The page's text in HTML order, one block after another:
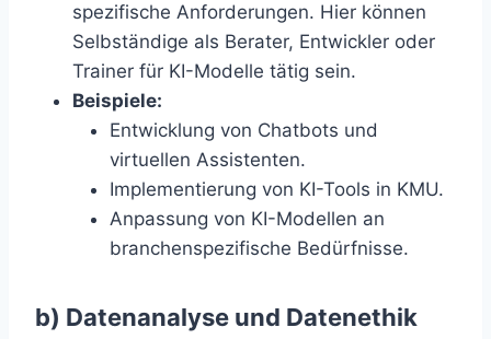
spezifische Anforderungen. Hier können
Selbständige als Berater, Entwickler oder
Trainer für KI-Modelle tätig sein.
Beispiele:
Entwicklung von Chatbots und
virtuellen Assistenten.
Implementierung von KI-Tools in KMU.
Anpassung von KI-Modellen an
branchenspezifische Bedürfnisse.
b) Datenanalyse und Datenethik